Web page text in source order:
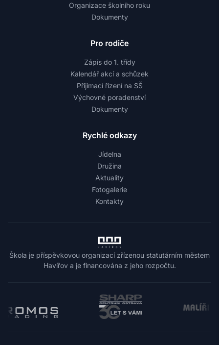
Organizace školního roku
Dokumenty
Pro rodiče
Zápis do 1. třídy
Kalendář akcí a schůzek
Přijímací řízení na SŠ
Výchovné poradenství
Dokumenty
Rychlé odkazy
Jídelna
Družina
Aktuality
Fotogalerie
Kontakty
Škola je příspěvkovou organizací zřízenou statutárním městem
Havířov a je financována z jeho rozpočtu.